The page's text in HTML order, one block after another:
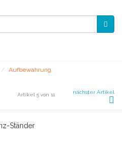
Aufbewahrung
Artikel 5 von 11 nächster Artikel